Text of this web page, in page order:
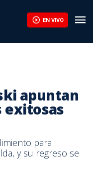
EN VIVO
apuntan
exitosas
para
y su regreso se